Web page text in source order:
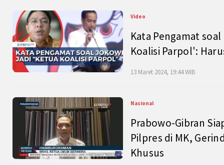
Video
Kata Pengamat
Koalisi Parpol':
13 Maret 2024, 19:44 WIB
Nasional
Prabowo-Gibran
Pilpres di MK,
Khusus